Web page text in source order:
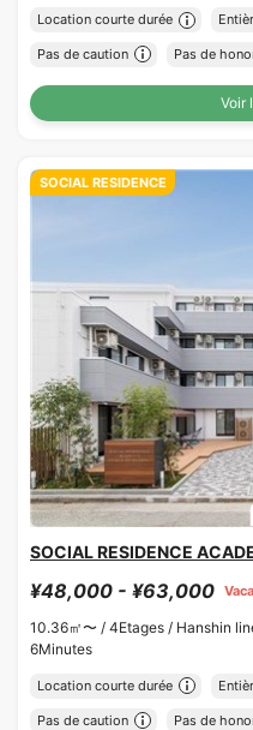
Location courte durée
Pas de caution Pas de
Voir
SOCIAL RESIDENCE
SOCIAL RESIDENCE
¥48,000 - ¥63,000
10.36㎡〜 / 4Etages / Hanshin
6Minutes
Location courte durée
Pas de caution Pas de